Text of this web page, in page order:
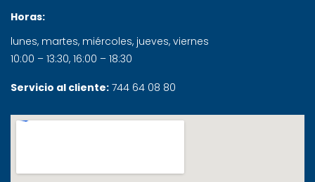
Horas:
lunes, martes, miércoles, jueves, viernes
10:00 – 13:30, 16:00 – 18:30
Servicio al cliente: 744 64 08 80